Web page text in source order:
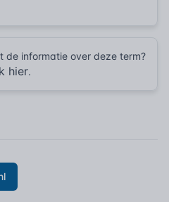
de informatie over deze term?
hier.